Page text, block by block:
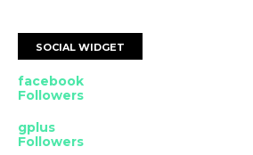
SOCIAL WIDGET
facebook
Followers
gplus
Followers